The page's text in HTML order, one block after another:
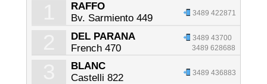
RAFFO
Bv. Sarmiento 449
3489 422871
DEL PARANA
French 470
3489 43700
3489 628688
BLANC
Castelli 822
3489 436883